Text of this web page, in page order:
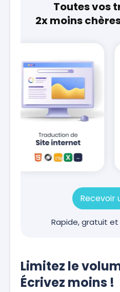
Toutes vos
2x moins
Recevoir
Rapide, gratuit
Limitez le
Écrivez moins !